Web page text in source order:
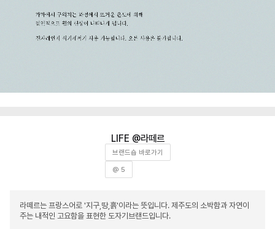
라떼르
브랜드숍 바로가기
@ 5
라떼르는 프랑스어로 '지구,땅,흙'이라는 뜻입니다. 제주도의 소박함과 자연이
주는 내적인 고요함을 표현한 도자기브랜드입니다.